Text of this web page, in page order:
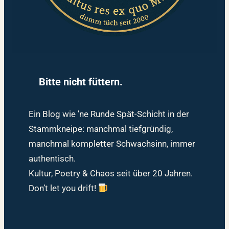
Bitte nicht füttern.
Ein Blog wie ’ne Runde Spät-Schicht in der
Stammkneipe: manchmal tiefgründig,
manchmal kompletter Schwachsinn, immer
authentisch.
Kultur, Poetry & Chaos seit über 20 Jahren.
Don’t let you drift!